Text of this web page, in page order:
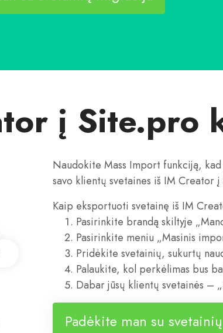
į Site.pro
Naudokite Mass Import funkciją,
savo klientų svetaines iš IM Creator į
Kaip eksportuoti svetainę iš IM
Pasirinkite brandą skiltyje
Pasirinkite meniu „Masinis
Pridėkite svetainių, sukurtų
Palaukite, kol perkėlimas bus
Dabar jūsų klientų svetainės –
Padėkite man su